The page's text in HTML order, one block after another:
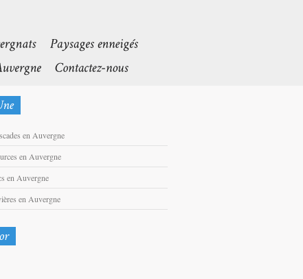
en Auvergne
en Auvergne
en Auvergne
en Auvergne